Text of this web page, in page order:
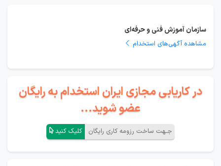
سازمان آموزش فنی و حرفه‌ای
مشاهده آگهی‌های استخدام
در کاریابی مجازی ایران استخدام به رایگان
عضو شوید...
جـهت ساخت رزومه کاری رایگان کلیک کنید